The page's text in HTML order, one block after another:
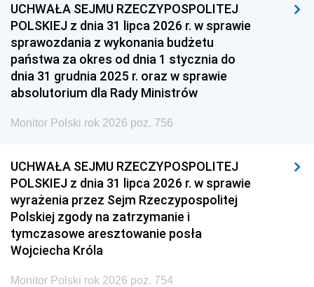
1939 1938 1937
1936 1930
UCHWAŁA SEJMU RZECZYPOSPOLITEJ
POLSKIEJ z dnia 31 lipca 2026 r. w sprawie
sprawozdania z wykonania budżetu
państwa za okres od dnia 1 stycznia do
dnia 31 grudnia 2025 r. oraz w sprawie
absolutorium dla Rady Ministrów
Monitor Polski rok 2026 poz. 756
UCHWAŁA SEJMU RZECZYPOSPOLITEJ
POLSKIEJ z dnia 31 lipca 2026 r. w sprawie
wyrażenia przez Sejm Rzeczypospolitej
Polskiej zgody na zatrzymanie i
tymczasowe aresztowanie posła
Wojciecha Króla
Monitor Polski rok 2026 poz. 754